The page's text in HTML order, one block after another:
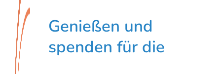
Genießen und
spenden für die